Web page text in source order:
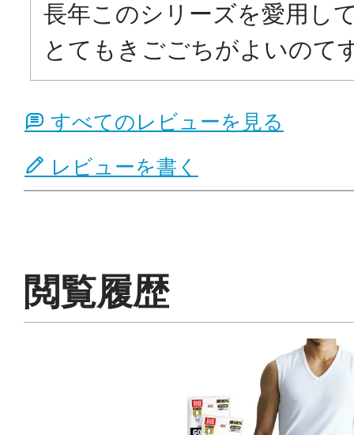
長年このシリーズを愛用し
とてもきごごちがよいのて
すべてのレビューを見る
レビューを書く
閲覧履歴